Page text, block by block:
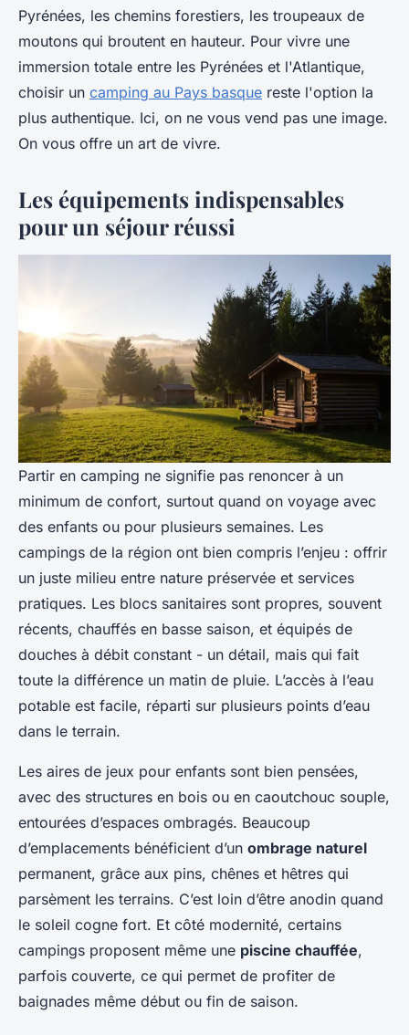
Pyrénées, les chemins forestiers, les troupeaux de
moutons qui broutent en hauteur. Pour vivre une
immersion totale entre les Pyrénées et l'Atlantique,
choisir un camping au Pays basque reste l'option la
plus authentique. Ici, on ne vous vend pas une image.
On vous offre un art de vivre.
Les équipements indispensables
pour un séjour réussi
Partir en camping ne signifie pas renoncer à un
minimum de confort, surtout quand on voyage avec
des enfants ou pour plusieurs semaines. Les
campings de la région ont bien compris l’enjeu : offrir
un juste milieu entre nature préservée et services
pratiques. Les blocs sanitaires sont propres, souvent
récents, chauffés en basse saison, et équipés de
douches à débit constant - un détail, mais qui fait
toute la différence un matin de pluie. L’accès à l’eau
potable est facile, réparti sur plusieurs points d’eau
dans le terrain.
Les aires de jeux pour enfants sont bien pensées,
avec des structures en bois ou en caoutchouc souple,
entourées d’espaces ombragés. Beaucoup
d’emplacements bénéficient d’un ombrage naturel
permanent, grâce aux pins, chênes et hêtres qui
parsèment les terrains. C’est loin d’être anodin quand
le soleil cogne fort. Et côté modernité, certains
campings proposent même une piscine chauffée,
parfois couverte, ce qui permet de profiter de
baignades même début ou fin de saison.